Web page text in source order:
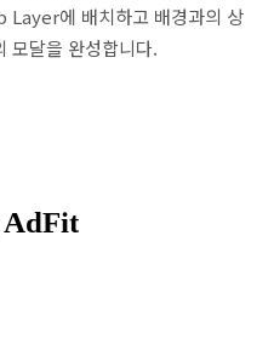
Layer에 배치하고 배경과의 상
모달을 완성합니다.